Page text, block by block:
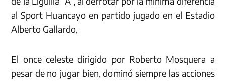
al Sport Huancayo en partido jugado en el Estadio
Alberto Gallardo,
El once celeste dirigido por Roberto Mosquera a
pesar de no jugar bien, dominó siempre las acciones